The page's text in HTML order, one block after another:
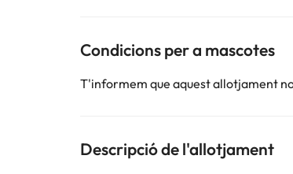
Condicions per a mascotes
T'informem que aquest allotjament
Descripció de l'allotjament